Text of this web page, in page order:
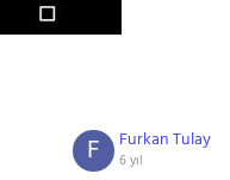
Furkan Tulay
6 yıl
F